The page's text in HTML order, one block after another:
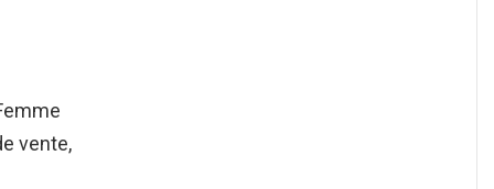
vente,